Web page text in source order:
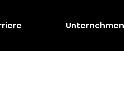
Unternehmen